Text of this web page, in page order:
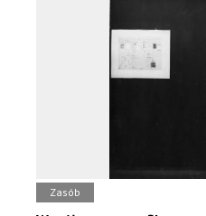
Zasób